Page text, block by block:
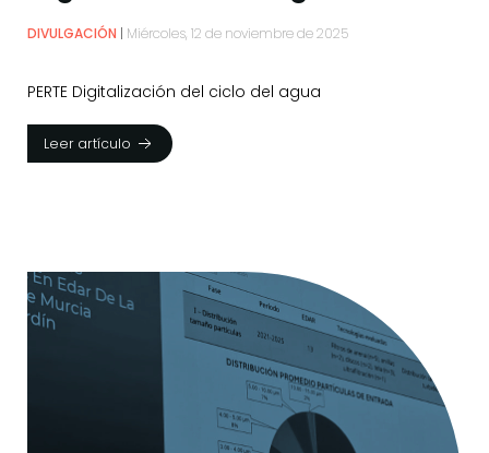
DIVULGACIÓN Miércoles, 12 de noviembre de 2025
PERTE Digitalización del ciclo del agua
Leer artículo